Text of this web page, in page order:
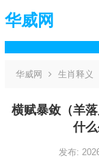
华威网
华威网 生肖释义
横赋暴敛（羊
什
发布: